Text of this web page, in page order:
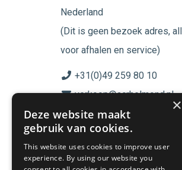
Nederland
(Dit is geen bezoek adres,
voor afhalen en service)
+31(0)49 259 80 10
verkoop@acrhelmond.nl
KvK nummer: 17025674
Volg ons op
×
Deze website maakt
gebruik van cookies.
This website uses cookies to improve user
experience. By using our website you